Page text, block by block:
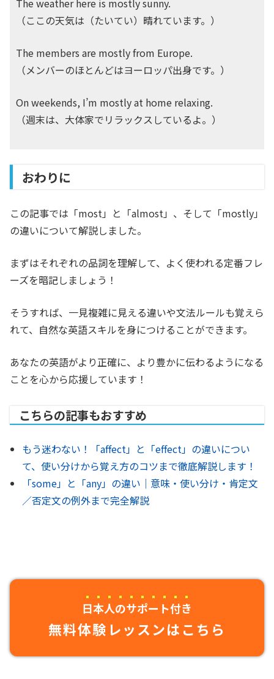
The weather here is mostly sunny.
（ここの天気は（たいてい）晴れています。）
The members are mostly from Europe.
（メンバーのほとんどはヨーロッパ出身です。）
On weekends, I’m mostly at home relaxing.
（週末は、大体家でリラックスしているよ。）
おわりに
この記事では「most」と「almost」、そして「mostly」
の違いについて解説しました。
まずはそれぞれの品詞を理解して、よく使われる定番フレ
ーズを暗記しましょう！
そうすれば、一見複雑に見える違いや文法ルールも覚えら
れて、自然な英語スキルを身につけることができます。
あなたの英語がより正確に、より豊かに伝わるようになる
ことを心から応援しています！
こちらの記事もおすすめ
もう迷わない！「affect」と「effect」の違いについ
て、使い分けから覚え方のコツまで徹底解説します！
「some」と「any」の違い｜意味・使い分け・肯定文
／否定文の例外まで完全解説
日本人のサポート付き
無料体験レッスンはこちら